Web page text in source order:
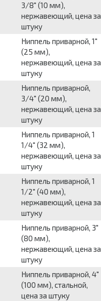
3/8" (10 мм),
нержавеющий, цена за
штуку
Ниппель приварной, 1"
(25 мм),
нержавеющий, цена за
штуку
Ниппель приварной,
3/4" (20 мм),
нержавеющий, цена за
штуку
Ниппель приварной, 1
1/4" (32 мм),
нержавеющий, цена за
штуку
Ниппель приварной, 1
1/2" (40 мм),
нержавеющий, цена за
штуку
Ниппель приварной, 3"
(80 мм),
нержавеющий, цена за
штуку
Ниппель приварной, 4"
(100 мм), стальной,
цена за штуку